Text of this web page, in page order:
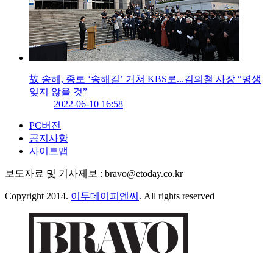
故 송해, 종로 ‘송해길’ 거쳐 KBS로...김의철 사장 “평생
잊지 않을 것”
2022-06-10 16:58
PC버전
공지사항
사이트맵
보도자료 및 기사제보 : bravo@etoday.co.kr
Copyright 2014. 이투데이피엔씨 . All rights reserved